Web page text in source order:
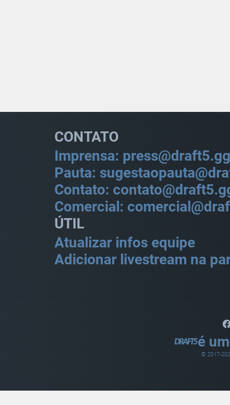
CONTATO
Imprensa: press@draft5.gg
Pauta:
Contato:
Comercial:
ÚTIL
Atualizar infos equipe
Adicionar livestream na
é
© 2017-